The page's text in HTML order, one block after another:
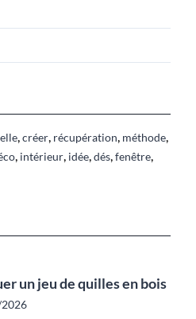
,créer, récupération, méthode,
, intérieur, idée,dés,fenêtre,
un jeu de quilles en bois